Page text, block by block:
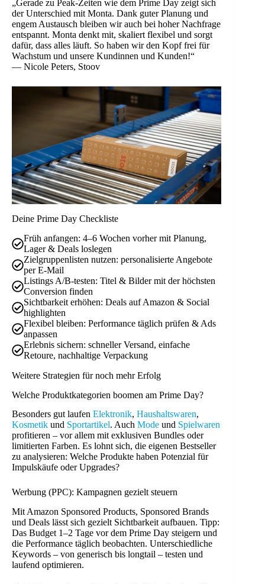
„Gerade zu Peak-Zeiten wie dem Prime Day zeigt sich
der Unterschied mit Monta. Dank guter Planung und
engem Austausch bleiben wir auch bei hoher Nachfrage
entspannt. Monta denkt mit, skaliert flexibel und sorgt
dafür, dass alles läuft. So haben wir den Kopf frei für
Wachstum und unsere Kundinnen und Kunden!“
— Nicole Peters, Stoov
Deine Prime Day Checkliste
Früh anfangen: 4–6 Wochen vorher mit Planung,
Lager & Deals loslegen
Zielgruppenlisten nutzen: personalisierte Angebote
per E-Mail
Listings A/B-testen: Titel & Bilder mit der höchsten
Conversion finden
Sichtbarkeit erhöhen: Deals auf Amazon & Social
highlighten
Flexibel bleiben: Performance täglich prüfen & Ads
anpassen
Erlebnis sichern: schneller Versand, einfache
Retoure, nachhaltige Verpackung
Weitere Strategien für noch mehr Erfolg
Welche Produktkategorien boomen am Prime Day?
Besonders gut laufen Elektronik, Haushaltswaren,
Kosmetik und Sportartikel. Auch Mode und Spielwaren
profitieren – vor allem mit exklusiven Bundles oder
limitierten Farben. Es lohnt sich, die eigenen Bestseller
zu analysieren: Welche Produkte haben Potenzial für
Impulskäufe oder Upgrades?
Werbung (PPC): Kampagnen gezielt steuern
Mit Amazon Sponsored Products, Sponsored Brands
und Deals lässt sich gezielt Sichtbarkeit aufbauen. Tipp:
Das Budget 1–2 Tage vor dem Prime Day steigern und
die Performance täglich beobachten. Unterschiedliche
Keywords – von generisch bis longtail – testen und
laufend optimieren.